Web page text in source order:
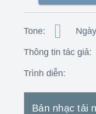
Tone:
Thông tin tác giả:
Trình diễn:
Bản nhạc tải